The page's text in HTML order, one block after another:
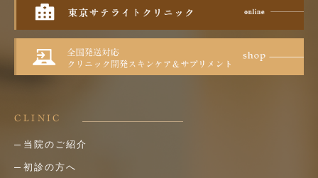
CLINIC
当院のご紹介
初診の方へ